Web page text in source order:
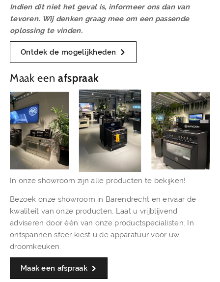
Indien dit niet het geval is, informeer ons dan van
tevoren. Wij denken graag mee om een passende
oplossing te vinden.
Ontdek de mogelijkheden
Maak een afspraak
In onze showroom zijn alle producten te bekijken!
Bezoek onze showroom in Barendrecht en ervaar de
kwaliteit van onze producten. Laat u vrijblijvend
adviseren door één van onze productspecialisten. In
ontspannen sfeer kiest u de apparatuur voor uw
droomkeuken.
Maak een afspraak